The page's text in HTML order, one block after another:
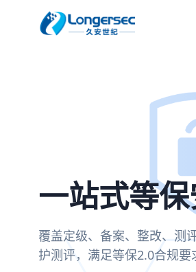
一站式等
覆盖定级、备案、整改
护测评，满足等保2.0合
密评合规
全面支持国密SM2/SM3/
可信、可控、可审计
两高一弱
聚焦高危漏洞、高危端
防护体系
零信任安
基于零信任架构实现身
证和持续评估